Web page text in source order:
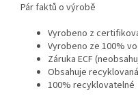
Pár faktů o výrobě
Vyrobeno z
Vyrobeno ze 100%
Záruka ECF
Obsahuje
100% recyklovatelné